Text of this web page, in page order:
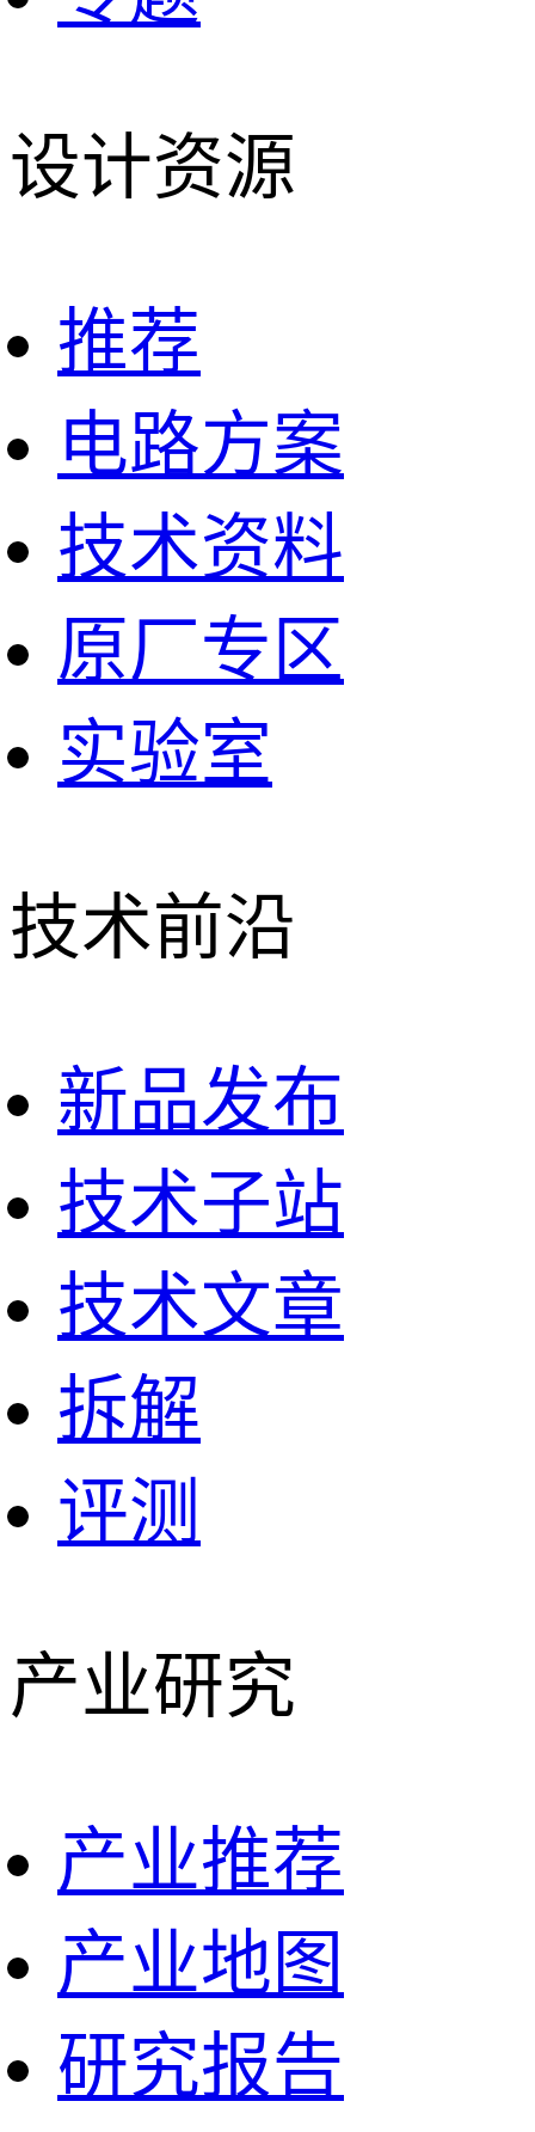
设计资源
推荐
电路方案
技术资料
原厂专区
实验室
技术前沿
新品发布
技术子站
技术文章
拆解
评测
产业研究
产业推荐
产业地图
研究报告